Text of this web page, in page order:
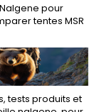
pour
tentes MSR
tests produits et